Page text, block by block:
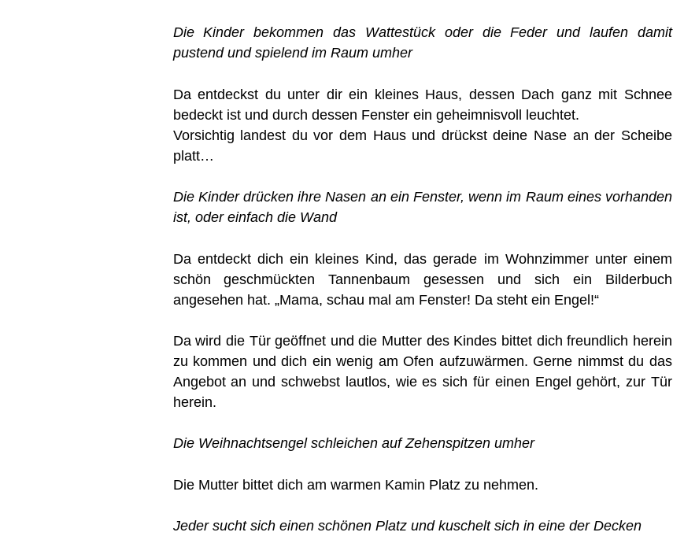
Die Kinder bekommen das Wattestück oder die Feder und laufen damit
pustend und spielend im Raum umher
Da entdeckst du unter dir ein kleines Haus, dessen Dach ganz mit Schnee
bedeckt ist und durch dessen Fenster ein geheimnisvoll leuchtet.
Vorsichtig landest du vor dem Haus und drückst deine Nase an der Scheibe
platt…
Die Kinder drücken ihre Nasen an ein Fenster, wenn im Raum eines vorhanden
ist, oder einfach die Wand
Da entdeckt dich ein kleines Kind, das gerade im Wohnzimmer unter einem
schön geschmückten Tannenbaum gesessen und sich ein Bilderbuch
angesehen hat. „Mama, schau mal am Fenster! Da steht ein Engel!“
Da wird die Tür geöffnet und die Mutter des Kindes bittet dich freundlich herein
zu kommen und dich ein wenig am Ofen aufzuwärmen. Gerne nimmst du das
Angebot an und schwebst lautlos, wie es sich für einen Engel gehört, zur Tür
herein.
Die Weihnachtsengel schleichen auf Zehenspitzen umher
Die Mutter bittet dich am warmen Kamin Platz zu nehmen.
Jeder sucht sich einen schönen Platz und kuschelt sich in eine der Decken